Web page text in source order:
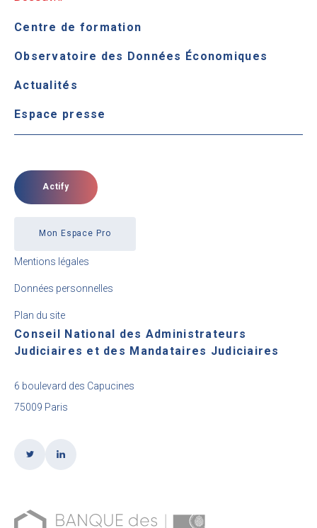
Centre de formation
Observatoire des Données Économiques
Actualités
Espace presse
Actify
Mon Espace Pro
Mentions légales
Données personnelles
Plan du site
Conseil National des Administrateurs
Judiciaires et des Mandataires Judiciaires
6 boulevard des Capucines
75009 Paris